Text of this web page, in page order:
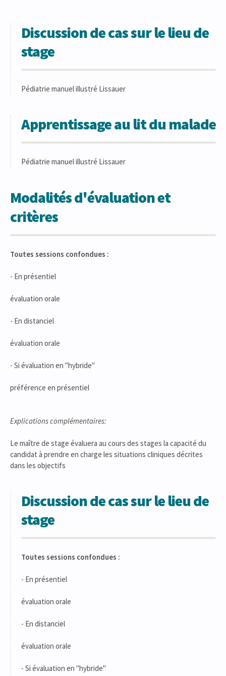
Discussion de cas sur le lieu de
stage
Pédiatrie manuel illustré Lissauer
Apprentissage au lit du malade
Pédiatrie manuel illustré Lissauer
Modalités d'évaluation et
critères
Toutes sessions confondues :
- En présentiel
évaluation orale
- En distanciel
évaluation orale
- Si évaluation en "hybride"
préférence en présentiel
Explications complémentaires:
Le maître de stage évaluera au cours des stages la capacité du
candidat à prendre en charge les situations cliniques décrites
dans les objectifs
Discussion de cas sur le lieu de
stage
Toutes sessions confondues :
- En présentiel
évaluation orale
- En distanciel
évaluation orale
- Si évaluation en "hybride"